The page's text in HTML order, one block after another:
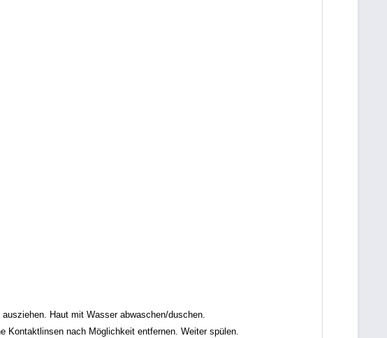
Haut mit Wasser abwaschen/duschen.
Kontaktlinsen nach Möglichkeit entfernen. Weiter spülen.